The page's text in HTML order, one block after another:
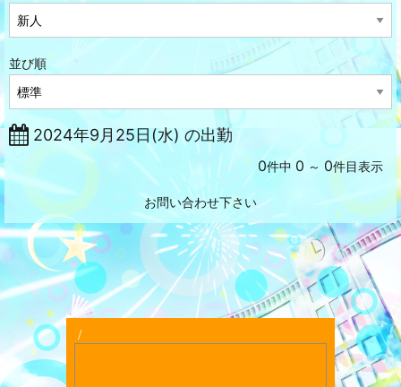
並び順
2024年9月25日(水) の出勤
0件中 0 ～ 0件目表示
お問い合わせ下さい